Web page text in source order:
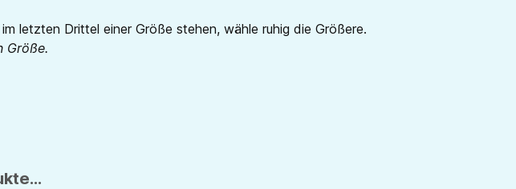
letzten Drittel einer Größe stehen, wähle ruhig die Größere.
Größe.